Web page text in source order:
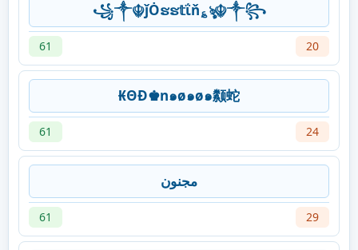
꧁༒☬ǰȮຮຮ𝕥ΐň؏ৡ☬༒꧂
61 20
₭ΘĐ♚n๑ø๑ø๑颣蛇
61 24
مجنون
61 29